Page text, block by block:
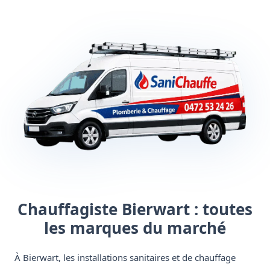
Chauffagiste Bierwart : toutes
les marques du marché
À Bierwart, les installations sanitaires et de chauffage